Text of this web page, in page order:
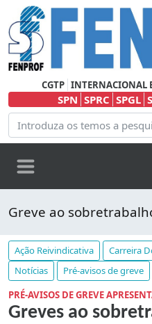
CGTP INTERNACIONAL
SPN SPRC SPGL
Greve ao
Ação Reivindicativa Carreira
Notícias
Pré-avisos de greve
PRÉ-AVISOS DE GREVE
Greves ao